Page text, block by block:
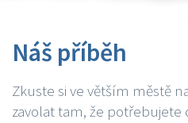
Náš příběh
Zkuste si ve větším městě
zavolat tam, že potřebujete